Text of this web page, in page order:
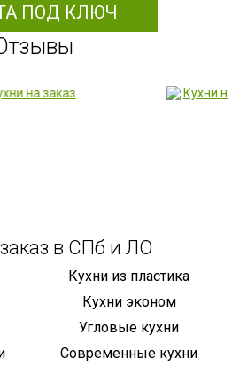
ПОД КЛЮЧ
в СПб и ЛО
Кухни из пластика
Кухни эконом
Угловые кухни
Современные кухни